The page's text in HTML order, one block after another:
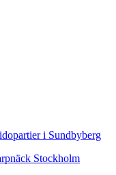
i Sundbyberg
Stockholm